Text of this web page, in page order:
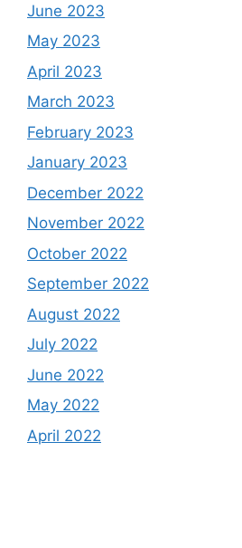
June 2023
May 2023
April 2023
March 2023
February 2023
January 2023
December 2022
November 2022
October 2022
September 2022
August 2022
July 2022
June 2022
May 2022
April 2022